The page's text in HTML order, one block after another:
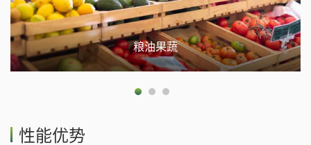
粮油果蔬
性能优势